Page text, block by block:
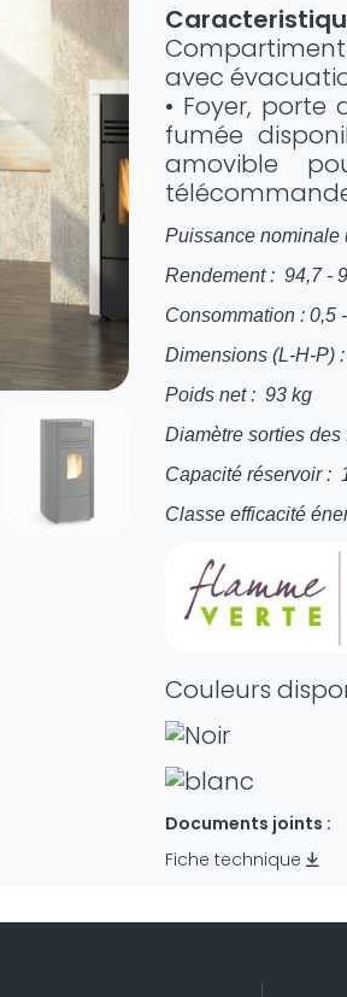
avec
• Foyer,
fumée
amovible
Puissance nominale
Rendement : 94,7 -
Consommation : 0,5
Dimensions (L-H-P)
Poids net : 93 kg
Diamètre sorties des
Capacité réservoir :
Classe efficacité
Couleurs
Documents joints :
Fiche technique